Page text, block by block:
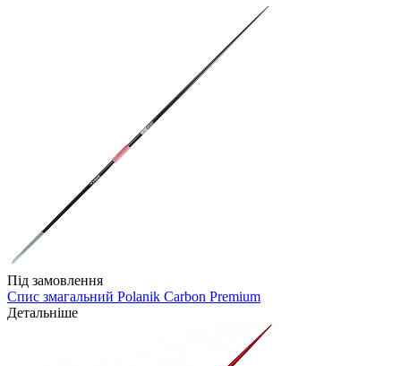
Під замовлення
Спис змагальний Polanik Carbon Premium
Детальніше